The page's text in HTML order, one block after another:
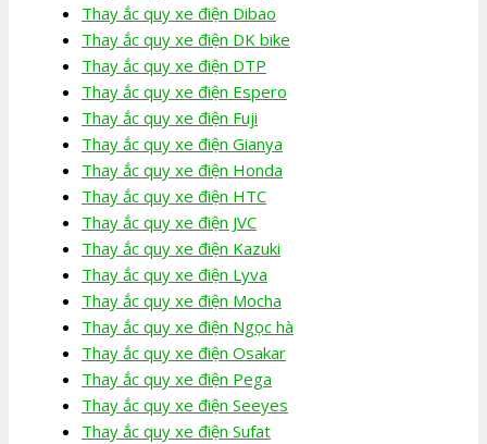
Thay ắc quy xe điện Dibao
Thay ắc quy xe điện DK bike
Thay ắc quy xe điện DTP
Thay ắc quy xe điện Espero
Thay ắc quy xe điện Fuji
Thay ắc quy xe điện Gianya
Thay ắc quy xe điện Honda
Thay ắc quy xe điện HTC
Thay ắc quy xe điện JVC
Thay ắc quy xe điện Kazuki
Thay ắc quy xe điện Lyva
Thay ắc quy xe điện Mocha
Thay ắc quy xe điện Ngọc hà
Thay ắc quy xe điện Osakar
Thay ắc quy xe điện Pega
Thay ắc quy xe điện Seeyes
Thay ắc quy xe điện Sufat